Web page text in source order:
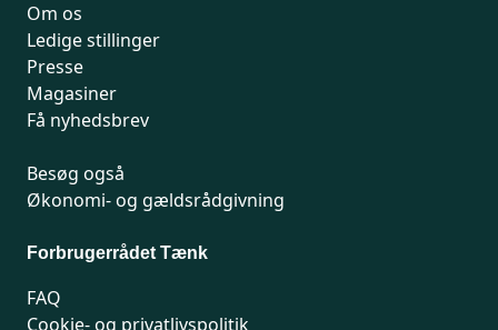
Om os
Ledige stillinger
Presse
Magasiner
Få nyhedsbrev
Besøg også
Økonomi- og gældsrådgivning
Forbrugerrådet Tænk
FAQ
Cookie- og privatlivspolitik